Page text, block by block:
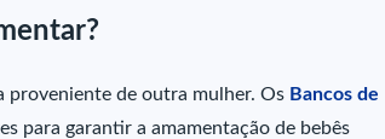
proveniente de outra mulher. Os Bancos de
para garantir a amamentação de bebês